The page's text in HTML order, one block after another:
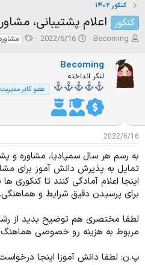
کنکور ۱۴۰۲
کنکور اعلام پشتیبانی،
ش
و
ع
ه
م
و
ض
و
ع
Becoming
ت
ر
ی
خ
ش
ر
و
ع
2022/6/16
ت
Becoming
لنگر انداخته
عضو کادر مدیریت
2022/6/16
به رسم هر سال سمپادیا، مشاوره و
تمایل به پذیرش دانش آموز برای
اینجا اعلام آمادگی کنند تا
برای پرسیدن دقیق شرایط و هماهنگی.
لطفا مختصری هم توضیح بدید از
مربوط به هزینه رو خصوصی هماهنگ
پ.ن: لطفا دانش آموزا اینجا